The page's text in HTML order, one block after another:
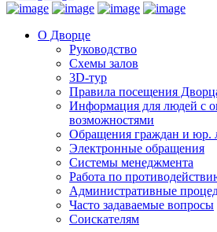
О Дворце
Руководство
Схемы залов
3D-тур
Правила посещения
Информация для людей с
возможностями
Обращения граждан и юр.
Электронные обращения
Системы менеджмента
Работа по
Административные
Часто задаваемые вопросы
Соискателям